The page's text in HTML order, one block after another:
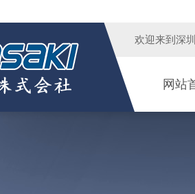
欢迎来到 深
网站